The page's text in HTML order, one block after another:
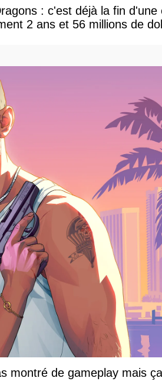
: c'est déjà la fin d'une
2 ans et 56 millions de
montré de gameplay mais